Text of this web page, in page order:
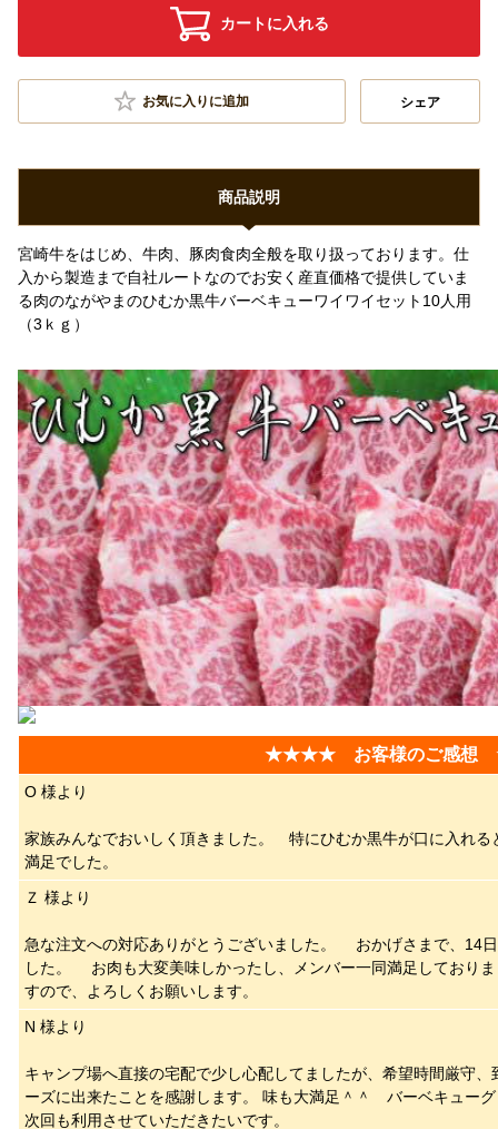
カートに入れる
お気に入りに追加 シェア
商品説明
宮崎牛をはじめ、牛肉、豚肉食肉全般を取り扱っております。仕
入から製造まで自社ルートなのでお安く産直価格で提供していま
る肉のながやまのひむか黒牛バーベキューワイワイセット10人用
（3ｋｇ）
★★★★ お客様のご感
O 様より
家族みんなでおいしく頂きました。 特にひむか黒牛が口に入れる
満足でした。
Ｚ 様より
急な注文への対応ありがとうございました。 おかげさまで、14
した。 お肉も大変美味しかったし、メンバー一同満足しており
すので、よろしくお願いします。
N 様より
キャンプ場へ直接の宅配で少し心配してましたが、希望時間厳守
ーズに出来たことを感謝します。 味も大満足＾＾ バーベキュー
次回も利用させていただきたいです。